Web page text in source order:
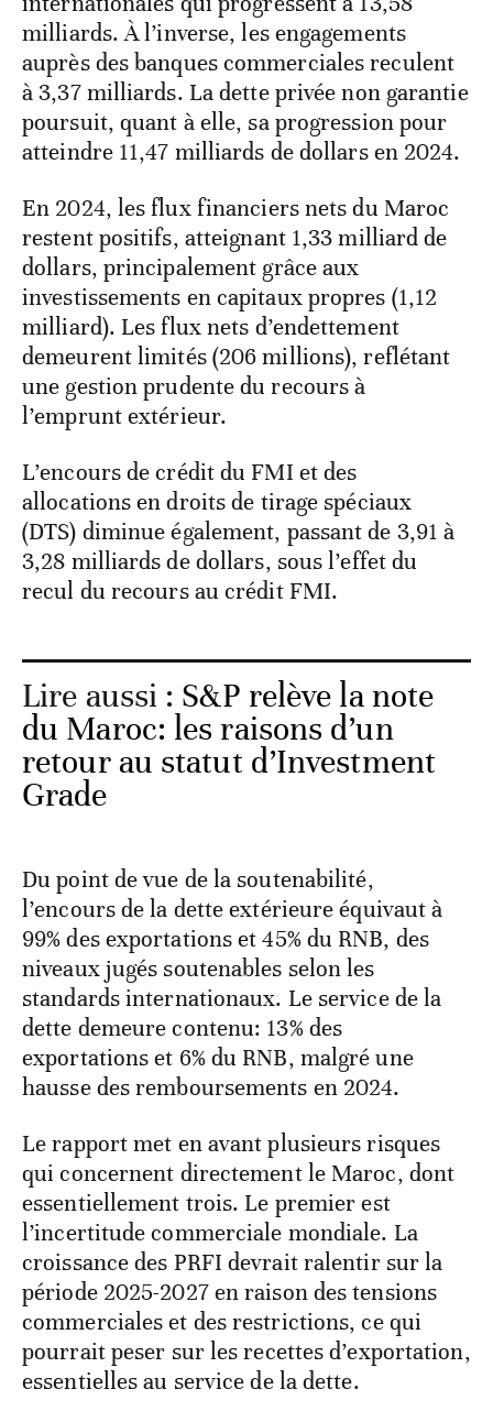
milliards. À l’inverse, les engagements
auprès des banques commerciales reculent
à 3,37 milliards. La dette privée non garantie
poursuit, quant à elle, sa progression pour
atteindre 11,47 milliards de dollars en 2024.
En 2024, les flux financiers nets du Maroc
restent positifs, atteignant 1,33 milliard de
dollars, principalement grâce aux
investissements en capitaux propres (1,12
milliard). Les flux nets d’endettement
demeurent limités (206 millions), reflétant
une gestion prudente du recours à
l’emprunt extérieur.
L’encours de crédit du FMI et des
allocations en droits de tirage spéciaux
(DTS) diminue également, passant de 3,91 à
3,28 milliards de dollars, sous l’effet du
recul du recours au crédit FMI.
Lire aussi : S&P relève la note
du Maroc: les raisons d’un
retour au statut d’Investment
Grade
Du point de vue de la soutenabilité,
l’encours de la dette extérieure équivaut à
99% des exportations et 45% du RNB, des
niveaux jugés soutenables selon les
standards internationaux. Le service de la
dette demeure contenu: 13% des
exportations et 6% du RNB, malgré une
hausse des remboursements en 2024.
Le rapport met en avant plusieurs risques
qui concernent directement le Maroc, dont
essentiellement trois. Le premier est
l’incertitude commerciale mondiale. La
croissance des PRFI devrait ralentir sur la
période 2025-2027 en raison des tensions
commerciales et des restrictions, ce qui
pourrait peser sur les recettes d’exportation,
essentielles au service de la dette.